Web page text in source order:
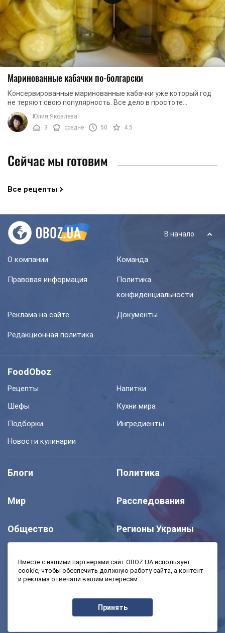
Маринованные кабачки по-болгарски
Консервированные маринованные кабачки уже который год
не теряют свою популярность. Все дело в простоте
приготовления, и конечно, чудесном ...
Юлия Яковлева
3
средне 50 4.5
Сейчас мы готовим
Все рецепты
В начало
О компании Команда
Правовая информация
Политика
конфиденциальности
Реклама на сайте Документы
Редакционная политика
FoodOboz
Рецепты
Напитки
Шефы
Кухни мира
Подборки
Ингредиенты
Новости кулинарии
Блоги Политика
Мир Расследования
Общество Регионы Украины
Моя школа Авто
Экономика
Вместе с нашими партнерами сайт OBOZ.UA использует
cookie, чтобы обеспечить должную работу сайта, а контент
и реклама отвечали вашим интересам.
Принять